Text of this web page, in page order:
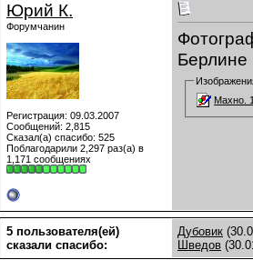
Юрий К.
Форумчанин
Регистрация: 09.03.2007
Сообщений: 2,815
Сказал(а) спасибо: 525
Поблагодарили 2,297 раз(а) в
1,171 сообщениях
Берлине
Махно.
5 пользователя(ей)
сказали cпасибо:
Дубовик
Шведов